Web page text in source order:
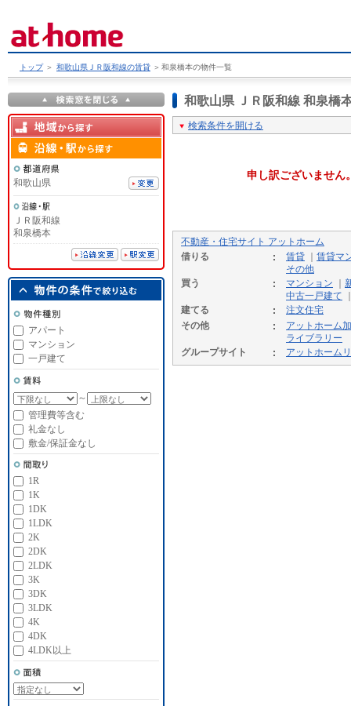
トップ ＞ 和歌山県ＪＲ阪和線の賃貸 ＞ 和泉橋本の物件一覧
和歌山県 ＪＲ阪和線 和泉橋
検索条件を開ける
申し訳ございません
不動産・住宅サイト アットホーム
借りる
賃貸
賃貸マ
その他
買う
マンション
中古一戸建て
建てる
注文住宅
その他
アットホーム
ライブラリー
グループサイト
アットホーム
和歌山県
ＪＲ阪和線
和泉橋本
アパート
マンション
一戸建て
～
管理費等含む
礼金なし
敷金/保証金なし
1R
1K
1DK
1LDK
2K
2DK
2LDK
3K
3DK
3LDK
4K
4DK
4LDK以上